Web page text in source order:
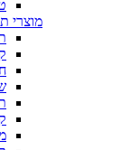
מוצרי